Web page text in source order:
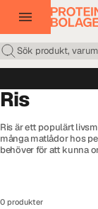
Ris
Ris är ett populärt
många matlådor hos
behöver för att kunna
0 produkter